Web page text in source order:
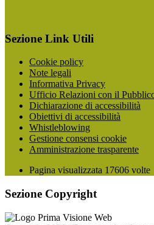
Sezione Link Utili
Cookie policy
Note legali
Informativa Privacy
Ufficio Relazioni con il
Dichiarazione di accessibilità
Obiettivi di accessibilità
Whistleblowing
Gestione consensi cookie
Amministrazione trasparente
Pagina visualizzata 17606 volte
Sezione Copyright